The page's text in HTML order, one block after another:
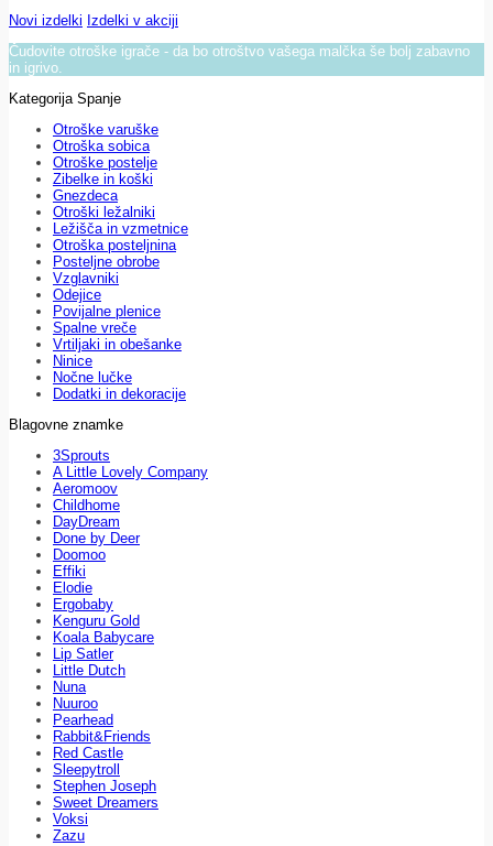
Novi izdelki Izdelki v akciji
Čudovite otroške igrače - da bo otroštvo vašega malčka še bolj zabavno
in igrivo.
Kategorija Spanje
Otroške varuške
Otroška sobica
Otroške postelje
Zibelke in koški
Gnezdeca
Otroški ležalniki
Ležišča in vzmetnice
Otroška posteljnina
Posteljne obrobe
Vzglavniki
Odejice
Povijalne plenice
Spalne vreče
Vrtiljaki in obešanke
Ninice
Nočne lučke
Dodatki in dekoracije
Blagovne znamke
3Sprouts
A Little Lovely Company
Aeromoov
Childhome
DayDream
Done by Deer
Doomoo
Effiki
Elodie
Ergobaby
Kenguru Gold
Koala Babycare
Lip Satler
Little Dutch
Nuna
Nuuroo
Pearhead
Rabbit&Friends
Red Castle
Sleepytroll
Stephen Joseph
Sweet Dreamers
Voksi
Zazu